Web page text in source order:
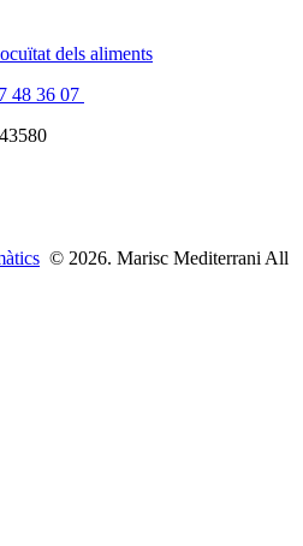
dels aliments
48 36 07
© 2026. Marisc Mediterrani All